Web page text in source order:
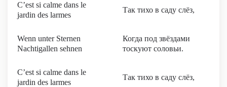
C’est si calme dans le
jardin des larmes
Так тихо в саду слёз,
Wenn unter Sternen
Nachtigallen sehnen
Когда под звёздами
тоскуют соловьи.
C’est si calme dans le
jardin des larmes
Так тихо в саду слёз,